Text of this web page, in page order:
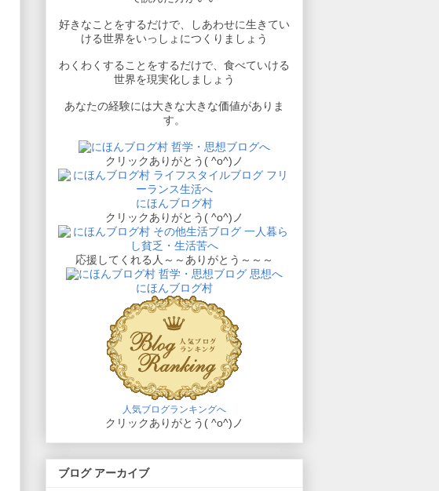
好きなことをするだけで、しあわせに生きてい
ける世界をいっしょにつくりましょう
わくわくすることをするだけで、食べていける
世界を現実化しましょう
あなたの経験には大きな大きな価値がありま
す。
クリックありがとう( ^o^)ノ
にほんブログ村
クリックありがとう( ^o^)ノ
応援してくれる人～～ありがとう～～～
にほんブログ村
人気ブログランキングへ
クリックありがとう( ^o^)ノ
ブログ アーカイブ